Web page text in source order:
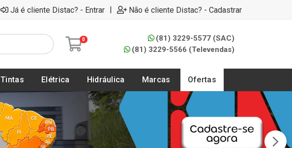
Já é cliente Distac? - Entrar | Não é cliente Distac? - Cadastrar
0
(81) 3229-5577 (SAC)
(81) 3229-5566 (Televendas)
Tintas Elétrica Hidráulica Marcas Ofertas